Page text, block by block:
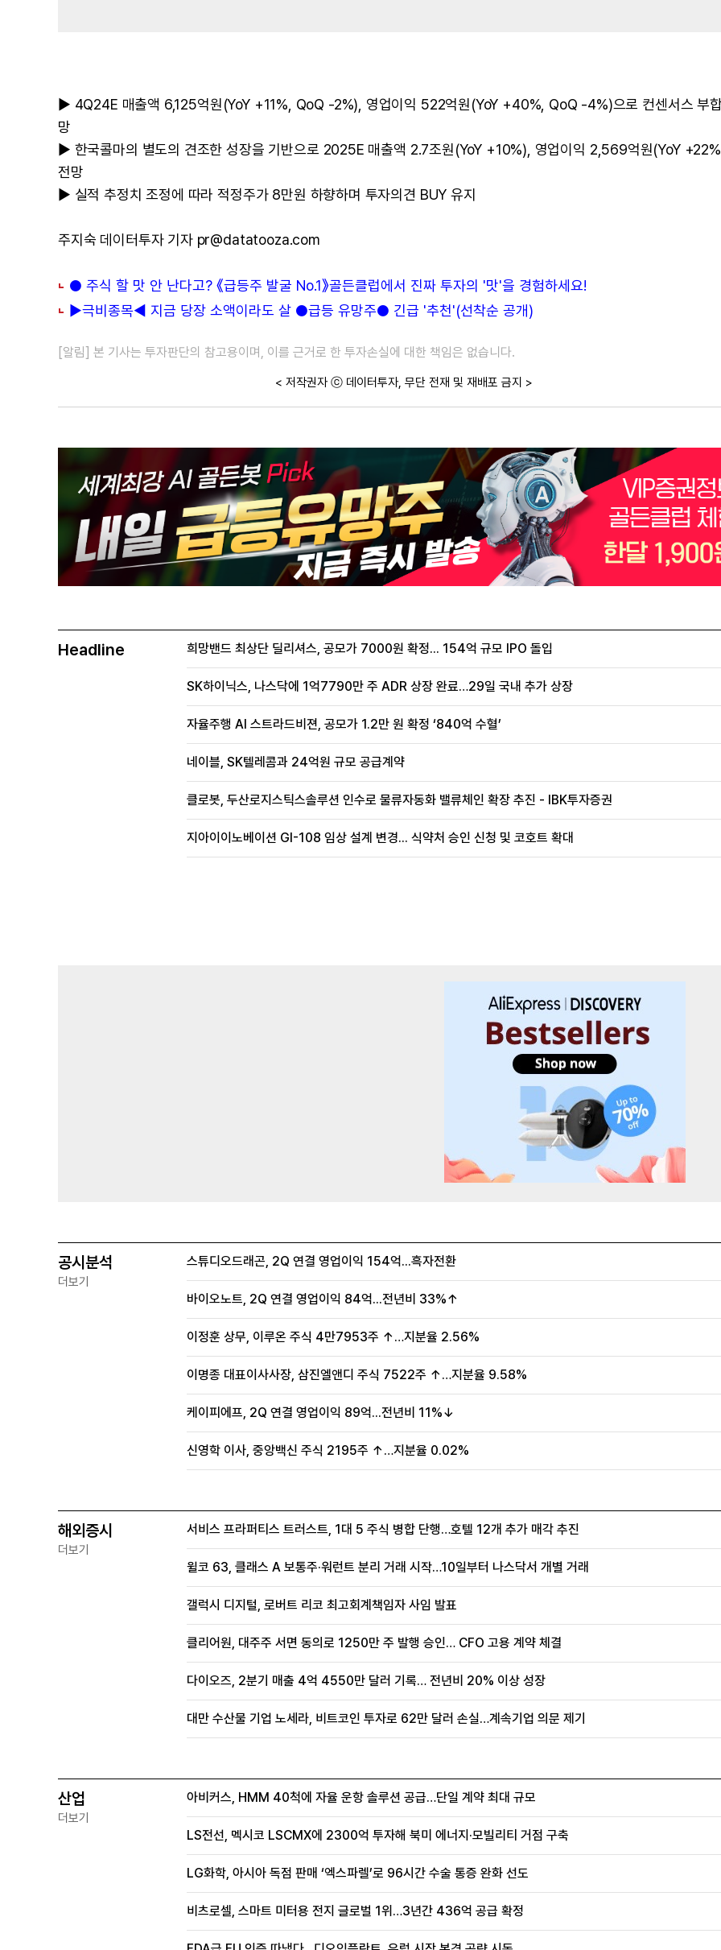
▶ 4Q24E 매출액 6,125억원(YoY +11%, QoQ -2%), 영업이익 522억원(YoY +40%, QoQ -4%)으로 컨센서스 부
망
▶ 한국콜마의 별도의 견조한 성장을 기반으로 2025E 매출액 2.7조원(YoY +10%), 영업이익 2,569억원(YoY
전망
▶ 실적 추정치 조정에 따라 적정주가 8만원 하향하며 투자의견 BUY 유지
주지숙 데이터투자 기자 pr@datatooza.com
● 주식 할 맛 안 난다고? 《급등주 발굴 No.1》골든클럽에서 진짜 투자의 '맛'을 경험하세요!
▶극비종목◀ 지금 당장 소액이라도 살 ●급등 유망주● 긴급 '추천'(선착순 공개)
[알림] 본 기사는 투자판단의 참고용이며, 이를 근거로 한 투자손실에 대한 책임은 없습니다.
< 저작권자 ⓒ 데이터투자, 무단 전재 및 재배포 금지 >
Headline 희망밴드 최상단 딜리셔스, 공모가 7000원 확정... 154억 규모 IPO 돌입
SK하이닉스, 나스닥에 1억7790만 주 ADR 상장 완료…29일 국내 추가 상장
자율주행 AI 스트라드비젼, 공모가 1.2만 원 확정 ‘840억 수혈’
네이블, SK텔레콤과 24억원 규모 공급계약
클로봇, 두산로지스틱스솔루션 인수로 물류자동화 밸류체인 확장 추진 - IBK투자증권
지아이이노베이션 GI-108 임상 설계 변경... 식약처 승인 신청 및 코호트 확대
공시분석
더보기
스튜디오드래곤, 2Q 연결 영업이익 154억...흑자전환
바이오노트, 2Q 연결 영업이익 84억...전년비 33%↑
이정훈 상무, 이루온 주식 4만7953주 ↑…지분율 2.56%
이명종 대표이사사장, 삼진엘앤디 주식 7522주 ↑…지분율 9.58%
케이피에프, 2Q 연결 영업이익 89억...전년비 11%↓
신영학 이사, 중앙백신 주식 2195주 ↑…지분율 0.02%
해외증시
더보기
서비스 프라퍼티스 트러스트, 1대 5 주식 병합 단행…호텔 12개 추가 매각 추진
윌코 63, 클래스 A 보통주·워런트 분리 거래 시작…10일부터 나스닥서 개별 거래
갤럭시 디지털, 로버트 리코 최고회계책임자 사임 발표
클리어원, 대주주 서면 동의로 1250만 주 발행 승인… CFO 고용 계약 체결
다이오즈, 2분기 매출 4억 4550만 달러 기록… 전년비 20% 이상 성장
대만 수산물 기업 노세라, 비트코인 투자로 62만 달러 손실…계속기업 의문 제기
산업
더보기
아비커스, HMM 40척에 자율 운항 솔루션 공급…단일 계약 최대 규모
LS전선, 멕시코 LSCMX에 2300억 투자해 북미 에너지·모빌리티 거점 구축
LG화학, 아시아 독점 판매 ‘엑스파렐’로 96시간 수술 통증 완화 선도
비츠로셀, 스마트 미터용 전지 글로벌 1위…3년간 436억 공급 확정